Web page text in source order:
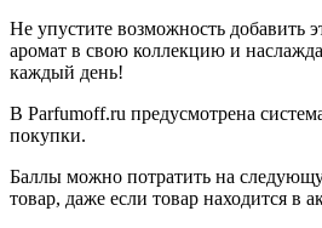
Не упустите возможность добавить
аромат в свою коллекцию и
каждый день!
В Parfumoff.ru предусмотрена
покупки.
Баллы можно потратить на
товар, даже если товар находится в